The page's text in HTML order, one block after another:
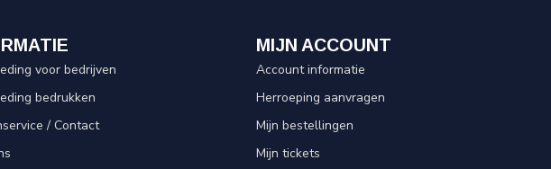
voor bedrijven
bedrukken
/ Contact
MIJN ACCOUNT
Account informatie
Herroeping aanvragen
Mijn bestellingen
Mijn tickets